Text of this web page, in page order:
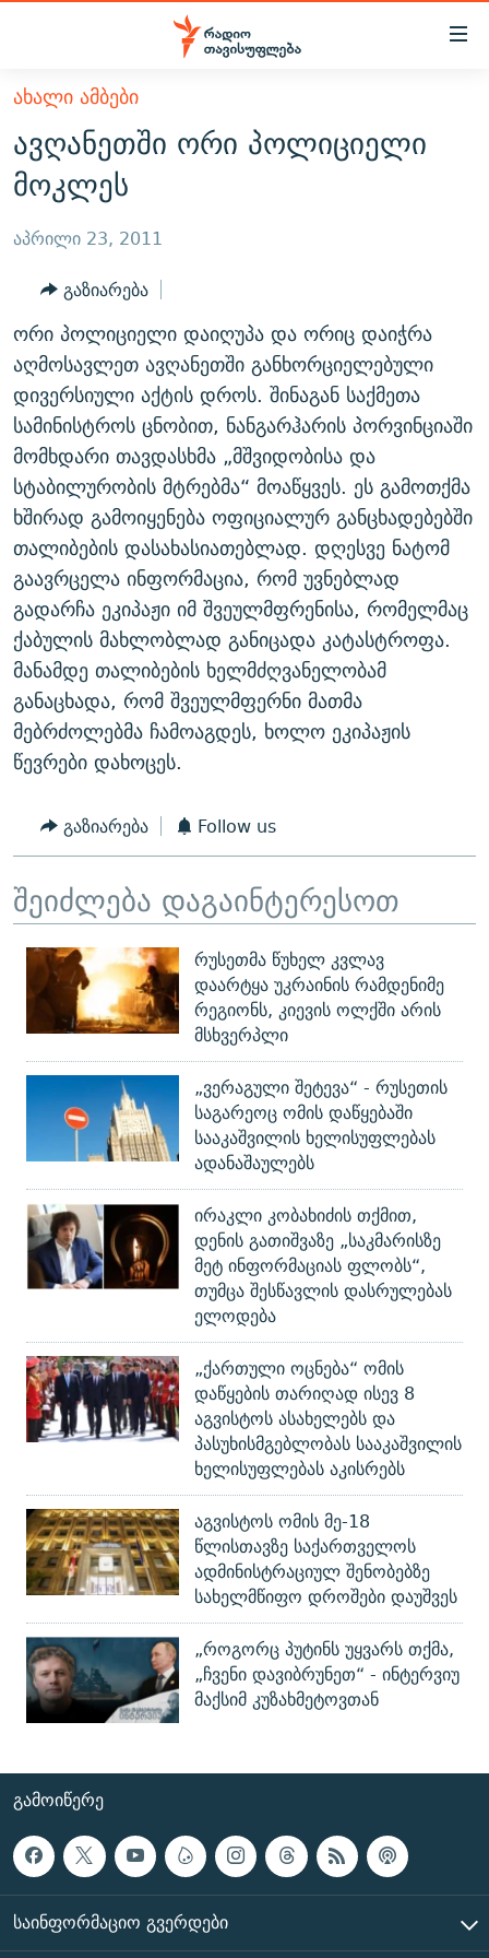
Accessibility
მთავარ
შინაარსზე
დაბრუნება
მთავარ
დაბრუნება
ძიებაზე
დაბრუნება
ᲐᲮᲐᲚᲘ ᲐᲛᲑᲔᲑᲘ
ᲗᲔᲛᲔᲑᲘ
ᲞᲝᲚᲘᲢᲘᲙᲐ
ᲔᲙᲝᲜᲝᲛᲘᲙᲐ
ᲡᲐᲖᲝᲒᲐᲓᲝᲔᲑᲐ
ᲡᲞᲝᲠᲢᲘ
ᲕᲘᲓᲔᲝ
ᲑᲚᲝᲒᲔᲑᲘ
ᲞᲝᲓᲙᲐᲡᲢᲔᲑᲘ
ᲜᲘᲙᲝᲡ ᲞᲝᲓᲙᲐᲡᲢᲘ
60 ᲓᲔᲪᲘᲑᲔᲚᲘ
ᲒᲐᲜᲙᲘᲗᲮᲕᲘᲡ ᲓᲦᲔ
ᲓᲘᲚᲘᲡ ᲡᲐᲣᲑᲠᲔᲑᲘ
ᲛᲝᲚᲐᲞᲐᲠᲐᲙᲔ ᲢᲔᲥᲡᲢᲔᲑᲘ
ᲨᲘᲜ - ᲣᲪᲮᲝᲔᲗᲨᲘ
ᲚᲘᲢᲔᲠᲐᲢᲣᲠᲣᲚᲘ ᲬᲐᲮᲜᲐᲒᲔᲑᲘ
ᲐᲛᲔᲠᲘᲙᲣᲚᲘ ᲛᲝᲗᲮᲠᲝᲑᲐ
ᲘᲛᲞᲔᲠᲘᲐ ᲓᲐ ᲠᲐᲓᲘᲝ
ᲗᲐᲕᲘᲡᲣᲤᲚᲔᲑᲘᲡ ᲛᲝᲜᲘᲢᲝᲠᲘ
ᲤᲔᲜᲝᲕᲐᲜᲘ - 2.10
ᲗᲥᲕᲔᲜᲘ ᲞᲣᲑᲚᲘᲙᲐᲪᲘᲔᲑᲘ
ᲞᲠᲝᲔᲥᲢᲔᲑᲘ
ᲣᲙᲠᲐᲘᲜᲐᲨᲘ ᲓᲐᲦᲣᲞᲣᲚᲘ ᲥᲐᲠᲗᲕᲔᲚᲘ ᲛᲔᲑᲠᲫᲝᲚᲔᲑᲘ - 2022
ᲓᲐᲛᲝᲣᲙᲘᲓᲔᲑᲚᲝᲑᲘᲡ 100 ᲬᲔᲚᲘ
ᲩᲔᲛᲘ ᲡᲘᲙᲕᲓᲘᲚᲘᲡ ᲛᲘᲖᲔᲖᲘᲐ COVID-19
11 ᲬᲔᲚᲘ - 11 ᲐᲛᲑᲐᲕᲘ
ᲡᲐᲞᲐᲠᲚᲐᲛᲔᲜᲢᲝ ᲐᲠᲩᲔᲕᲜᲔᲑᲘᲡ ᲘᲡᲢᲝᲠᲘᲐ
ᲑᲐᲕᲨᲕᲔᲑᲘ ᲞᲠᲝᲡᲢᲘᲢᲣᲪᲘᲐᲨᲘ - ᲐᲛᲝᲣᲗᲥᲛᲔᲚᲘ ᲐᲛᲑᲐᲕᲘ
5 ᲐᲛᲑᲐᲕᲘ - 20 ᲘᲕᲜᲘᲡᲡ ᲓᲐᲨᲐᲕᲔᲑᲣᲚᲔᲑᲘ
ᲐᲒᲕᲘᲡᲢᲝᲡ ᲝᲛᲘ
ПРИВЕТ ᲙᲣᲚᲢᲣᲠᲐ
ЭХО КАВКАЗА
ᲒᲐᲛᲝᲘᲬᲔᲠᲔ
რთე/რთ-ის ყველა საიტი
ᲐᲮᲐᲚᲘ ᲐᲛᲑᲔᲑᲘ
ავღანეთში ორი პოლიციელი
მოკლეს
აპრილი 23, 2011
გაზიარება
ორი პოლიციელი დაიღუპა და ორიც დაიჭრა
აღმოსავლეთ ავღანეთში განხორციელებული
დივერსიული აქტის დროს. შინაგან საქმეთა
სამინისტროს ცნობით, ნანგარჰარის პორვინციაში
მომხდარი თავდასხმა „მშვიდობისა და
სტაბილურობის მტრებმა“ მოაწყვეს. ეს გამოთქმა
ხშირად გამოიყენება ოფიციალურ განცხადებებში
თალიბების დასახასიათებლად. დღესვე ნატომ
გაავრცელა ინფორმაცია, რომ უვნებლად
გადარჩა ეკიპაჟი იმ შვეულმფრენისა, რომელმაც
ქაბულის მახლობლად განიცადა კატასტროფა.
მანამდე თალიბების ხელმძღვანელობამ
განაცხადა, რომ შვეულმფერნი მათმა
მებრძოლებმა ჩამოაგდეს, ხოლო ეკიპაჟის
წევრები დახოცეს.
გაზიარება Follow us
შეიძლება დაგაინტერესოთ
რუსეთმა წუხელ კვლავ
დაარტყა უკრაინის რამდენიმე
რეგიონს, კიევის ოლქში არის
მსხვერპლი
„ვერაგული შეტევა“ - რუსეთის
საგარეოც ომის დაწყებაში
სააკაშვილის ხელისუფლებას
ადანაშაულებს
ირაკლი კობახიძის თქმით,
დენის გათიშვაზე „საკმარისზე
მეტ ინფორმაციას ფლობს“,
თუმცა შესწავლის დასრულებას
ელოდება
„ქართული ოცნება“ ომის
დაწყების თარიღად ისევ 8
აგვისტოს ასახელებს და
პასუხისმგებლობას სააკაშვილის
ხელისუფლებას აკისრებს
აგვისტოს ომის მე-18
წლისთავზე საქართველოს
ადმინისტრაციულ შენობებზე
სახელმწიფო დროშები დაუშვეს
„როგორც პუტინს უყვარს თქმა,
„ჩვენი დავიბრუნეთ“ - ინტერვიუ
მაქსიმ კუზახმეტოვთან
ᲒᲐᲛᲝᲘᲬᲔᲠᲔ
ᲡᲐᲘᲜᲤᲝᲠᲛᲐᲪᲘᲝ ᲒᲕᲔᲠᲓᲔᲑᲘ